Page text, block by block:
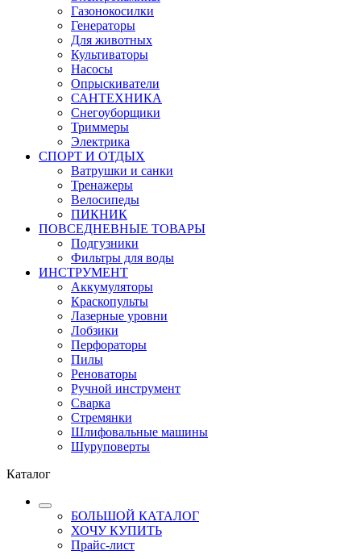
Газонокосилки
Генераторы
Для животных
Культиваторы
Насосы
Опрыскиватели
САНТЕХНИКА
Снегоуборщики
Триммеры
Электрика
СПОРТ И ОТДЫХ
Ватрушки и санки
Тренажеры
Велосипеды
ПИКНИК
ПОВСЕДНЕВНЫЕ ТОВАРЫ
Подгузники
Фильтры для воды
ИНСТРУМЕНТ
Аккумуляторы
Краскопульты
Лазерные уровни
Лобзики
Перфораторы
Пилы
Реноваторы
Ручной инструмент
Сварка
Стремянки
Шлифовальные машины
Шуруповерты
Каталог
БОЛЬШОЙ КАТАЛОГ
ХОЧУ КУПИТЬ
Прайс-лист